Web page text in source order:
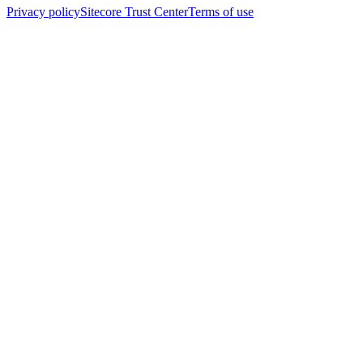
Privacy policySitecore Trust CenterTerms of use